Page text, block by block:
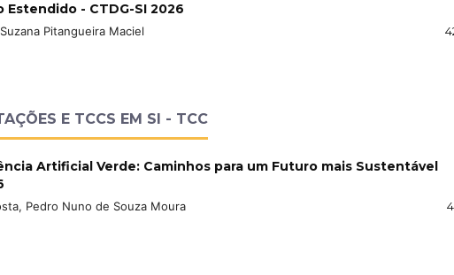
- CTDG-SI 2026
Pitangueira Maciel
E TCCS EM SI - TCC
Artificial Verde: Caminhos para um Futuro mais Sustentável
Pedro Nuno de Souza Moura